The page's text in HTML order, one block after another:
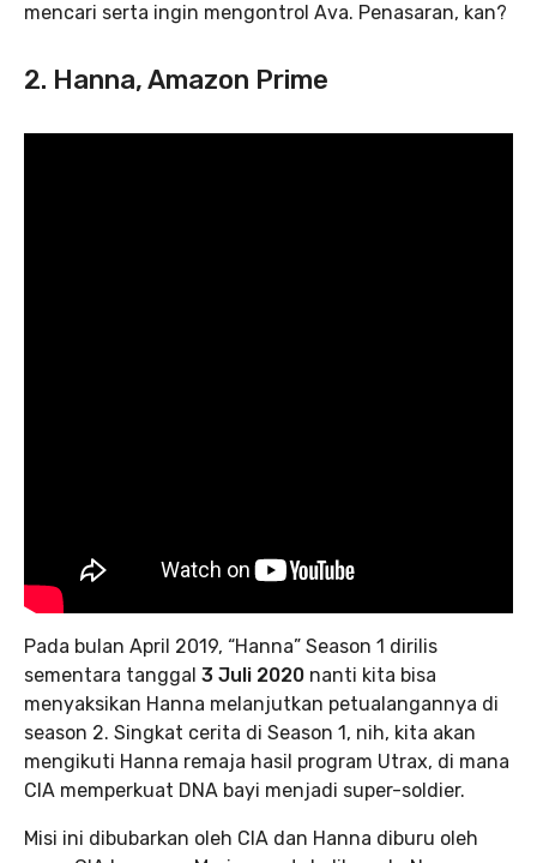
mencari serta ingin mengontrol Ava. Penasaran, kan?
2. Hanna, Amazon Prime
Pada bulan April 2019, “Hanna” Season 1 dirilis
sementara tanggal 3 Juli 2020 nanti kita bisa
menyaksikan Hanna melanjutkan petualangannya di
season 2. Singkat cerita di Season 1, nih, kita akan
mengikuti Hanna remaja hasil program Utrax, di mana
CIA memperkuat DNA bayi menjadi super-soldier.
Misi ini dibubarkan oleh CIA dan Hanna diburu oleh